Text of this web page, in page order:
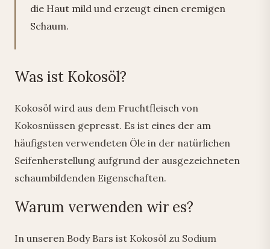
die Haut mild und erzeugt einen cremigen
Schaum.
Was ist Kokosöl?
Kokosöl wird aus dem Fruchtfleisch von
Kokosnüssen gepresst. Es ist eines der am
häufigsten verwendeten Öle in der natürlichen
Seifenherstellung aufgrund der ausgezeichneten
schaumbildenden Eigenschaften.
Warum verwenden wir es?
In unseren Body Bars ist Kokosöl zu Sodium